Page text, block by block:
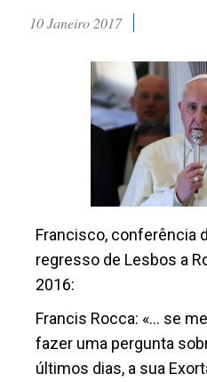
10 Janeiro 2017
Francisco, conferência
regresso de Lesbos a
2016:
Francis Rocca: «… se
fazer uma pergunta
últimos dias, a sua